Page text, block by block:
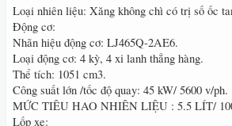
Loại nhiên liệu: Xăng không chì có trị số ốc
Động cơ:
Nhãn hiệu động cơ: LJ465Q-2AE6.
Loại động cơ: 4 kỳ, 4 xi lanh thẳng hàng.
Thể tích: 1051 cm3.
Công suất lớn /tốc độ quay: 45 kW/ 5600 v/ph.
MỨC TIÊU HAO NHIÊN LIỆU : 5.5 LÍT/
Lốp xe: